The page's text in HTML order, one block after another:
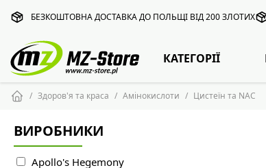
БЕЗКОШТОВНА ДОСТАВКА ДО ПОЛЬЩІ ВІД 200 ЗЛОТИХ
КАТЕГОРІЇ
Здоров'я та краса Амінокислоти Цистеїн та NAC
ВИРОБНИКИ
Apollo's Hegemony